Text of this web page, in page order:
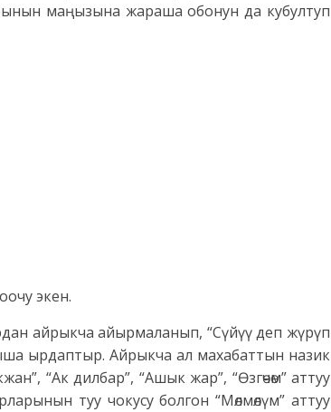
маңызына жараша обонун да кубултуп
экен.
айрыкча айырмаланып, “Сүйүү деп жүрүп
ырдаптыр. Айрыкча ал махабаттын назик
“Ак дилбар”, “Ашык жар”, “Өзгөчөм” аттуу
туу чокусу болгон “Мөлмөлүм” аттуу